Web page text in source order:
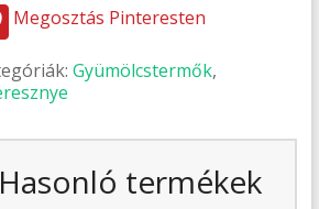
Megosztás Pinteresten
Gyümölcstermők,
Hasonló termékek